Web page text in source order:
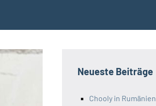
Neueste Beiträge
Chooly in Rumänien